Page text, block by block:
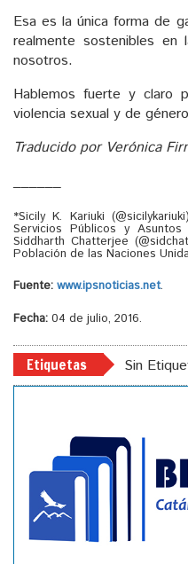
Esa es la única forma de
realmente sostenibles
nosotros.
Hablemos fuerte y claro
violencia sexual y de
Traducido por Verónica
*Sicily K. Kariuki
Servicios Públicos y
Siddharth Chatterjee
Población de las Naciones
Fuente: www.ipsnoticias.net.
Fecha: 04 de julio, 2016.
Etiquetas Sin